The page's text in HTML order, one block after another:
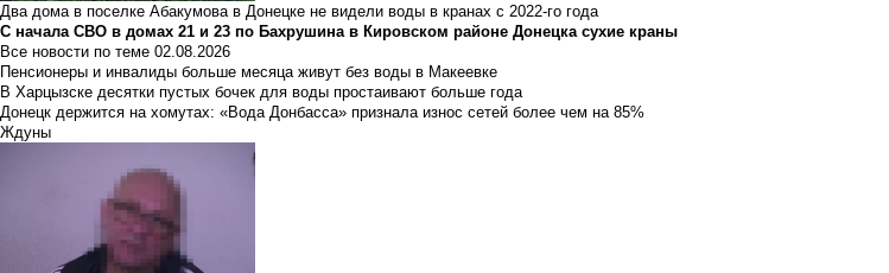
Два дома в поселке Абакумова в Донецке не видели воды в кранах с 2022-го года
С начала СВО в домах 21 и 23 по Бахрушина в Кировском районе Донецка сухие краны
Все новости по теме 02.08.2026
Пенсионеры и инвалиды больше месяца живут без воды в Макеевке
В Харцызске десятки пустых бочек для воды простаивают больше года
Донецк держится на хомутах: «Вода Донбасса» признала износ сетей более чем на 85%
Ждуны